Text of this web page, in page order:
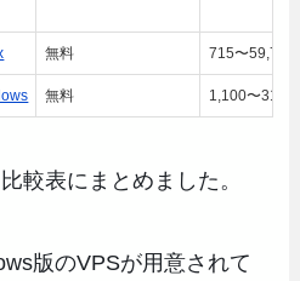
無料 715〜59,730
無料 1,100〜
較表にまとめました。
版のVPSが用意されて